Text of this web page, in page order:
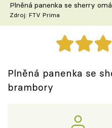
Speciál: Cuketa
Těhotnej kuchař
Přihlášení
Plněná panenka se sherry
Zdroj: FTV Prima
Plněná panenka se
brambory